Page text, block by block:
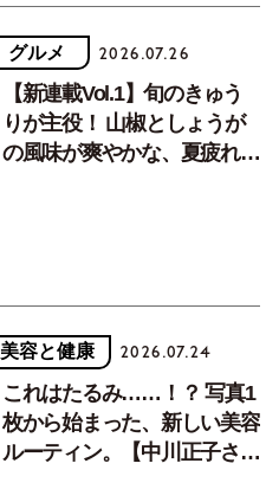
グルメ 2026.07.26
【新連載Vol.1】旬のきゅう
りが主役！ 山椒としょうが
の風味が爽やかな、夏疲れを
美容と健康 2026.07.24
これはたるみ……！？ 写真1
枚から始まった、新しい美容
ルーティン。【中川正子さん